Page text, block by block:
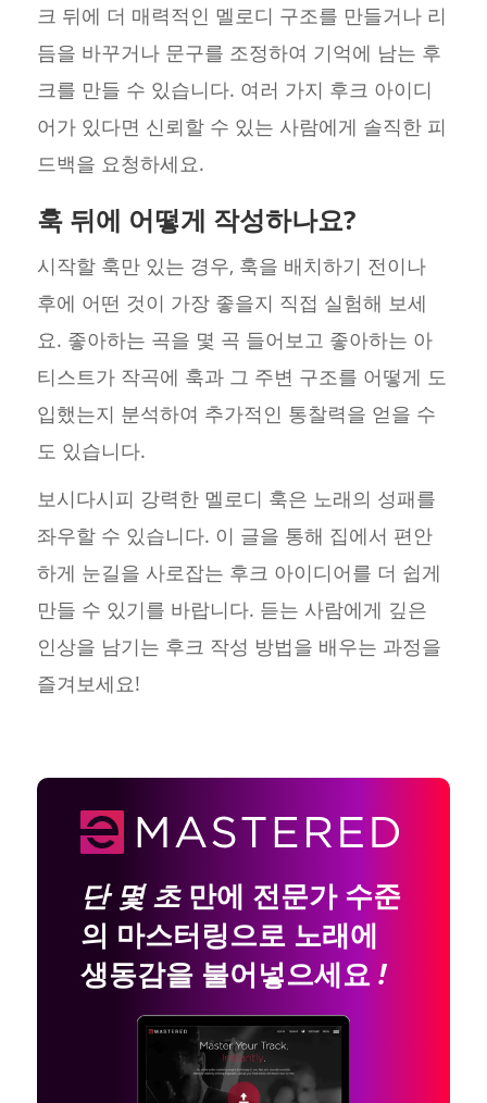
크 뒤에 더 매력적인 멜로디 구조를 만들거나 리
듬을 바꾸거나 문구를 조정하여 기억에 남는 후
크를 만들 수 있습니다. 여러 가지 후크 아이디
어가 있다면 신뢰할 수 있는 사람에게 솔직한 피
드백을 요청하세요.
훅 뒤에 어떻게 작성하나요?
시작할 훅만 있는 경우, 훅을 배치하기 전이나
후에 어떤 것이 가장 좋을지 직접 실험해 보세
요. 좋아하는 곡을 몇 곡 들어보고 좋아하는 아
티스트가 작곡에 훅과 그 주변 구조를 어떻게 도
입했는지 분석하여 추가적인 통찰력을 얻을 수
도 있습니다.
보시다시피 강력한 멜로디 훅은 노래의 성패를
좌우할 수 있습니다. 이 글을 통해 집에서 편안
하게 눈길을 사로잡는 후크 아이디어를 더 쉽게
만들 수 있기를 바랍니다. 듣는 사람에게 깊은
인상을 남기는 후크 작성 방법을 배우는 과정을
즐겨보세요!
단 몇 초만에 전문가 수준
의 마스터링으로 노래에
생동감을 불어넣으세요!